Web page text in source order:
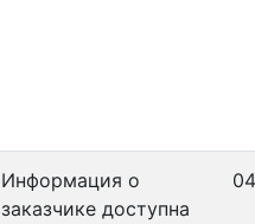
Информация о
заказчике доступна